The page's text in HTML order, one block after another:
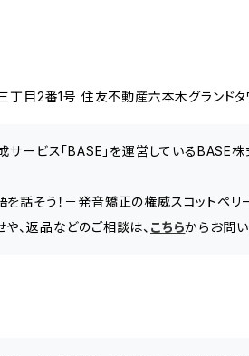
丁目2番1号 住友不動産六本木グランド
サービス「BASE」を運営しているBASE
を話そう！－発音矯正の権威スコットペ
、返品などのご相談は、 こちらからお問い